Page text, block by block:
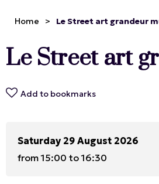
Home > Le Street art grandeur
Le Street art
Add to bookmarks
Saturday 29 August 2026
from 15:00 to 16:30